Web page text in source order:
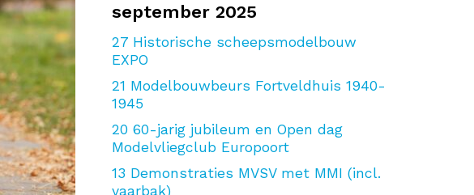
september 2025
27 Historische scheepsmodelbouw
EXPO
21 Modelbouwbeurs Fortveldhuis 1940-
1945
20 60-jarig jubileum en Open dag
Modelvliegclub Europoort
13 Demonstraties MVSV met MMI (incl.
vaarbak)